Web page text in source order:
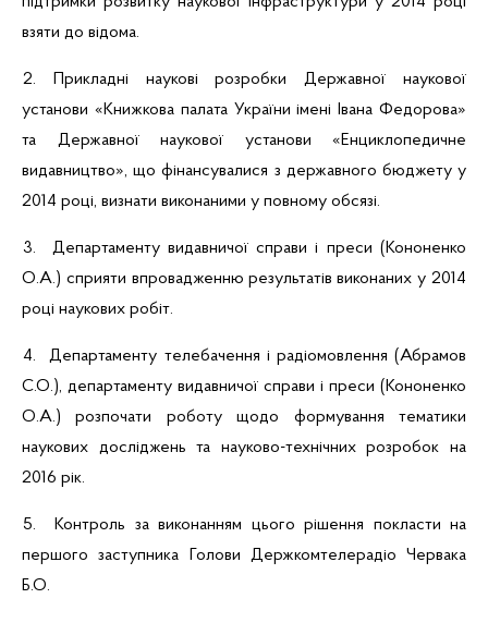
взяти до відома.
2. Прикладні наукові розробки Державної наукової
установи «Книжкова палата України імені Івана Федорова»
та Державної наукової установи «Енциклопедичне
видавництво», що фінансувалися з державного бюджету у
2014 році, визнати виконаними у повному обсязі.
3. Департаменту видавничої справи і преси (Кононенко
О.А.) сприяти впровадженню результатів виконаних у 2014
році наукових робіт.
4. Департаменту телебачення і радіомовлення (Абрамов
С.О.), департаменту видавничої справи і преси (Кононенко
О.А.) розпочати роботу щодо формування тематики
наукових досліджень та науково-технічних розробок на
2016 рік.
5. Контроль за виконанням цього рішення покласти на
першого заступника Голови Держкомтелерадіо Червака
Б.О.